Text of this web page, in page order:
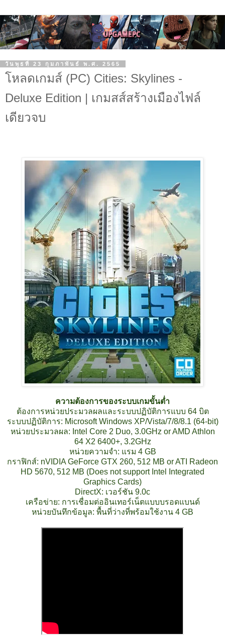
วันพุธที่ 23 กุมภาพันธ์ พ.ศ. 2565
โหลดเกมส์ (PC) Cities: Skylines -
Deluxe Edition | เกมสส์สร้างเมืองไฟล์
เดียวจบ
ความต้องการของระบบเกมขั้นต่ำ
ต้องการหน่วยประมวลผลและระบบปฏิบัติการแบบ 64 บิต
ระบบปฏิบัติการ: Microsoft Windows XP/Vista/7/8/8.1 (64-bit)
หน่วยประมวลผล: Intel Core 2 Duo, 3.0GHz or AMD Athlon
64 X2 6400+, 3.2GHz
หน่วยความจำ: แรม 4 GB
กราฟิกส์: nVIDIA GeForce GTX 260, 512 MB or ATI Radeon
HD 5670, 512 MB (Does not support Intel Integrated
Graphics Cards)
DirectX: เวอร์ชัน 9.0c
เครือข่าย: การเชื่อมต่ออินเทอร์เน็ตแบบบรอดแบนด์
หน่วยบันทึกข้อมูล: พื้นที่ว่างที่พร้อมใช้งาน 4 GB